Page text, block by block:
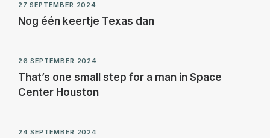
27 SEPTEMBER 2024
Nog één keertje Texas dan
26 SEPTEMBER 2024
That’s one small step for a man in Space
Center Houston
24 SEPTEMBER 2024